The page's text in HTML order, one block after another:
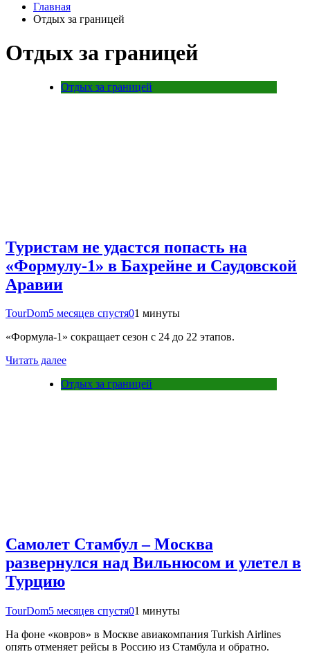
Главная
Отдых за границей
Отдых за границей
Отдых за границей
Туристам не удастся попасть на
«Формулу-1» в Бахрейне и Саудовской
Аравии
TourDom5 месяцев спустя01 минуты
«Формула-1» сокращает сезон с 24 до 22 этапов.
Читать далее
Отдых за границей
Самолет Стамбул – Москва
развернулся над Вильнюсом и улетел в
Турцию
TourDom5 месяцев спустя01 минуты
На фоне «ковров» в Москве авиакомпания Turkish Airlines
опять отменяет рейсы в Россию из Стамбула и обратно.